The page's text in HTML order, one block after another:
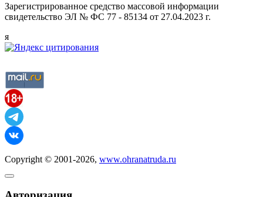
Зарегистрированное средство массовой информации
свидетельство ЭЛ № ФС 77 - 85134 от 27.04.2023 г.
я
Copyright © 2001-2026, www.ohranatruda.ru